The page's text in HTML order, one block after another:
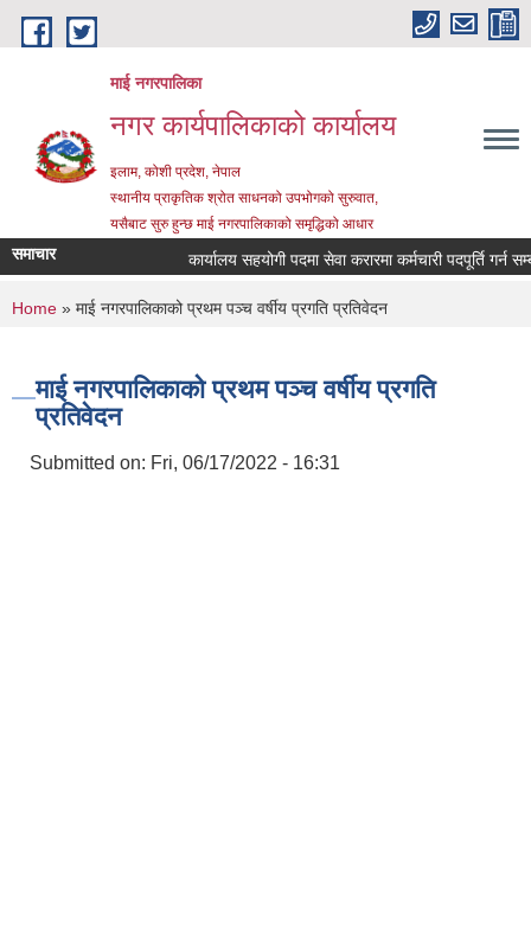
Skip to main content
माई नगरपालिका
नगर कार्यपालिकाको कार्यालय
इलाम, कोशी प्रदेश, नेपाल
स्थानीय प्राकृतिक श्रोत साधनको उपभोगको सुरुवात,
यसैबाट सुरु हुन्छ माई नगरपालिकाको समृद्धिको आधार
समाचार कार्यालय सहयोगी पदमा सेवा करारमा कर्मचारी पदपूर्ति गर्न
You are here
Home » माई नगरपालिकाको प्रथम पञ्च वर्षीय प्रगति प्रतिवेदन
माई नगरपालिकाको प्रथम पञ्च वर्षीय प्रगति
प्रतिवेदन
Submitted on: Fri, 06/17/2022 - 16:31